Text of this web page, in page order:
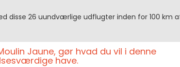
disse 26 uundværlige udflugter inden for 100 km
Jaune, gør hvad du vil i denne
have.